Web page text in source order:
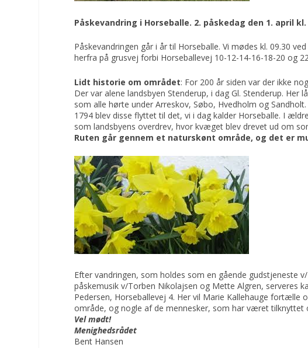
Påskevandring i Horseballe. 2. påskedag den 1. april
Påskevandringen går i år til Horseballe. Vi mødes kl. 09.30
herfra på grusvej forbi Horseballevej 10-12-14-16-18-20 og
Lidt historie om området: For 200 år siden var der ikke
Der var alene landsbyen Stenderup, i dag Gl. Stenderup. Her
som alle hørte under Arreskov, Søbo, Hvedholm og
1794 blev disse flyttet til det, vi i dag kalder Horseballe. I
som landsbyens overdrev, hvor kvæget blev drevet ud om
Ruten går gennem et naturskønt område, og det er
Efter vandringen, som holdes som en gående gudstjeneste
påskemusik v/Torben Nikolajsen og Mette Algren, serveres
Pedersen, Horseballevej 4. Her vil Marie Kallehauge fortælle
område, og nogle af de mennesker, som har været tilknyttet
Vel mødt!
Menighedsrådet
Bent Hansen